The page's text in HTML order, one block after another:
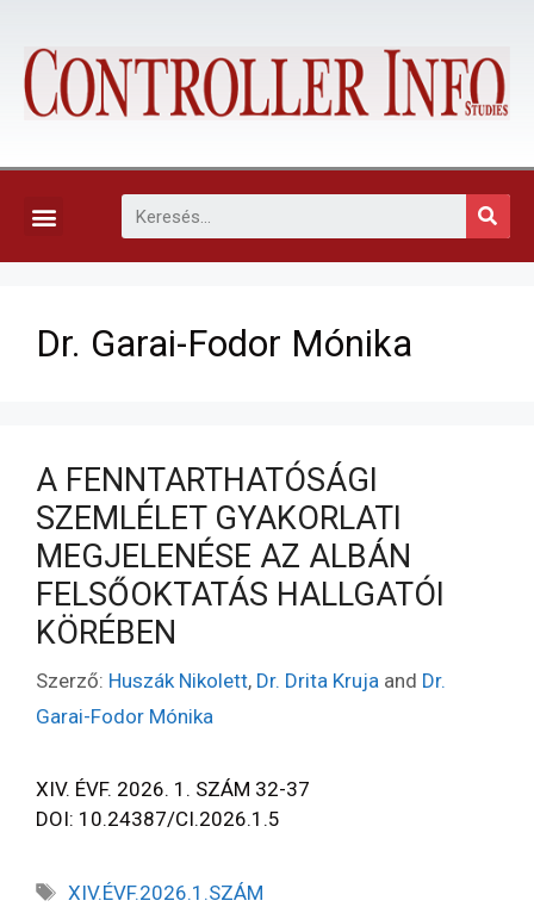
Dr. Garai-Fodor Mónika
A FENNTARTHATÓSÁGI
SZEMLÉLET GYAKORLATI
MEGJELENÉSE AZ ALBÁN
FELSŐOKTATÁS HALLGATÓI
KÖRÉBEN
Szerző: Huszák Nikolett, Dr. Drita Kruja and Dr.
Garai-Fodor Mónika
XIV. ÉVF. 2026. 1. SZÁM 32-37
DOI: 10.24387/CI.2026.1.5
XIV.ÉVF.2026.1.SZÁM